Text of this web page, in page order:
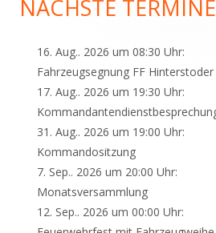
NÄCHSTE
16. Aug.. 2026 um 08:30 Uhr:
Fahrzeugsegnung FF Hinterstoder
17. Aug.. 2026 um 19:30 Uhr:
31. Aug.. 2026 um 19:00 Uhr:
Kommandositzung
7. Sep.. 2026 um 20:00 Uhr:
Monatsversammlung
12. Sep.. 2026 um 00:00 Uhr: